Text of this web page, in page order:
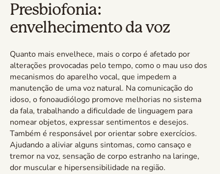
Presbiofonia:
envelhecimento da voz
Quanto mais envelhece, mais o corpo é afetado por
alterações provocadas pelo tempo, como o mau uso dos
mecanismos do aparelho vocal, que impedem a
manutenção de uma voz natural. Na comunicação do
idoso, o fonoaudiólogo promove melhorias no sistema
da fala, trabalhando a dificuldade de linguagem para
nomear objetos, expressar sentimentos e desejos.
Também é responsável por orientar sobre exercícios.
Ajudando a aliviar alguns sintomas, como cansaço e
tremor na voz, sensação de corpo estranho na laringe,
dor muscular e hipersensibilidade na região.